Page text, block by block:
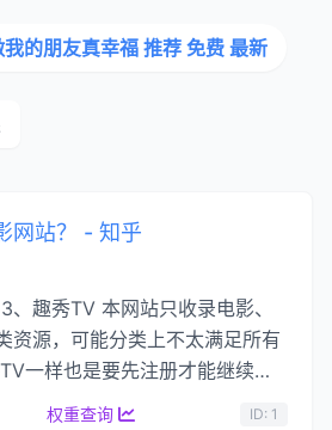
我的朋友真幸福 推荐 免费 最新
网站？ - 知乎
趣秀TV 本网站只收录电影、
资源，可能分类上不太满足所有
一样也是要先注册才能继续下
作后，就可以点 …...
权重查询 ID: 1